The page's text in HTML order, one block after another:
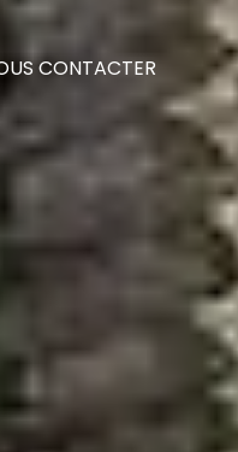
CONTACTER